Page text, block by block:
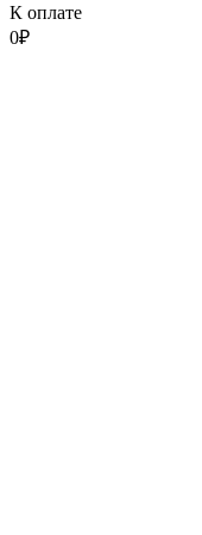
К оплате
0₽